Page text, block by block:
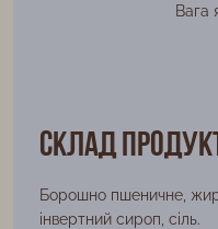
Вага
Склад
Борошно пшеничне,
інвертний сироп, сіль.